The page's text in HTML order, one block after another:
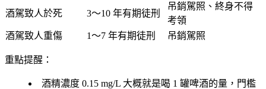
酒駕致人於死 3～10 年有期徒刑
吊銷駕照、終身不得
考領
酒駕致人重傷
1～7 年有期徒刑 吊銷駕照
重點提醒：
酒精濃度 0.15 mg/L 大概就是喝 1 罐啤酒的量，門檻